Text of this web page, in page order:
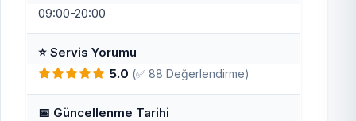
09:00-20:00
⭐ Servis Yorumu
5.0 (✅ 88 Değerlendirme)
📅 Güncellenme Tarihi